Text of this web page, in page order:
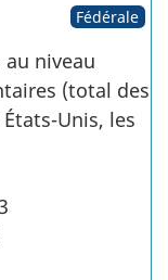
Fédérale
niveau
(total des
Unis, les